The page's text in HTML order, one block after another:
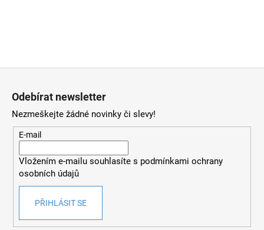
Odebírat newsletter
Nezmeškejte žádné novinky či slevy!
E-mail
Vložením e-mailu souhlasíte s podmínkami ochrany
osobních údajů
PŘIHLÁSIT SE